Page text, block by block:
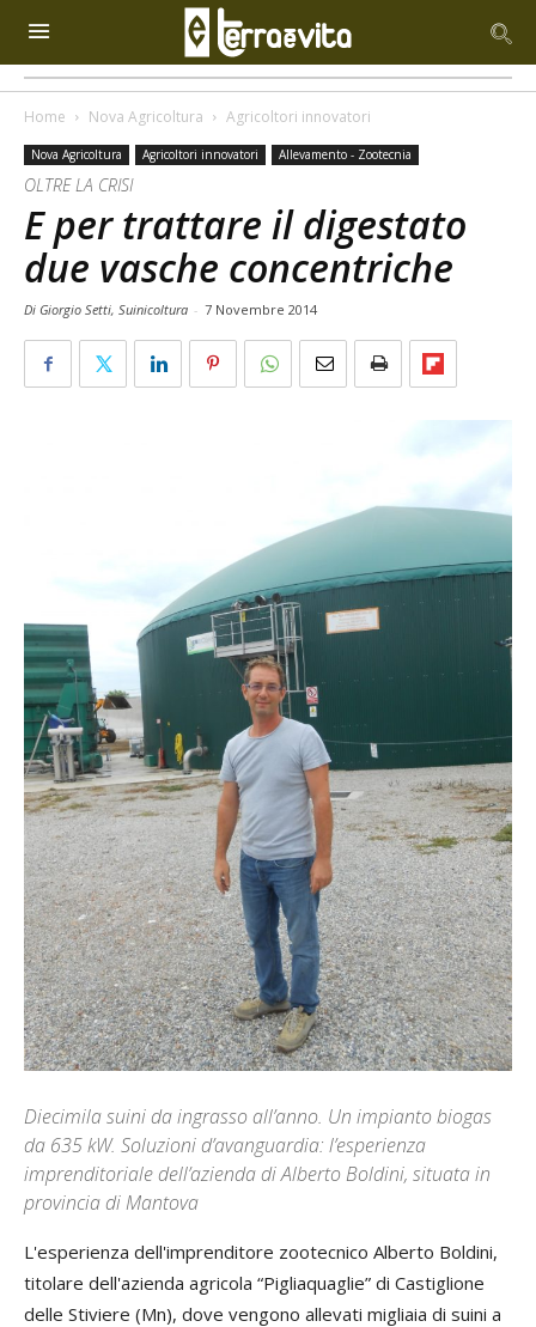
Home Nova Agricoltura Agricoltori innovatori
Nova Agricoltura Agricoltori innovatori Allevamento - Zootecnia
OLTRE LA CRISI
E per trattare il digestato
due vasche concentriche
Di Giorgio Setti, Suinicoltura - 7 Novembre 2014
Diecimila suini da ingrasso all’anno. Un impianto biogas
da 635 kW. Soluzioni d’avanguardia: l’esperienza
imprenditoriale dell’azienda di Alberto Boldini, situata in
provincia di Mantova
L'esperienza dell'imprenditore zootecnico Alberto Boldini,
titolare dell'azienda agricola “Pigliaquaglie” di Castiglione
delle Stiviere (Mn), dove vengono allevati migliaia di suini a